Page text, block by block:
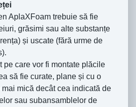
AplaXFoam trebuie să fie
grăsimi sau alte substanțe
și uscate (fără urme de
pe care vor fi montate plăcile
să fie curate, plane și cu o
mică decât cea indicată de
sau subansamblelor de